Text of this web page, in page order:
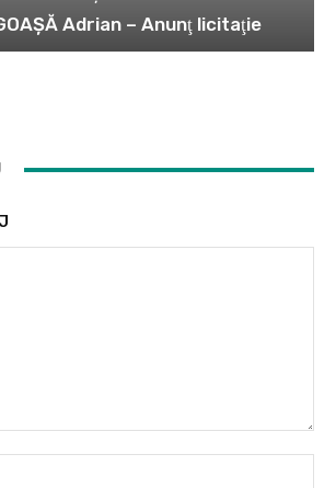
Adrian – Anunţ licitaţie